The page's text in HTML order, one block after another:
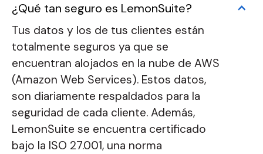
¿Qué tan seguro es LemonSuite?
Tus datos y los de tus clientes están
totalmente seguros ya que se
encuentran alojados en la nube de AWS
(Amazon Web Services). Estos datos,
son diariamente respaldados para la
seguridad de cada cliente. Además,
LemonSuite se encuentra certificado
bajo la ISO 27.001, una norma